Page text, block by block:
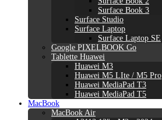
Surface Book 3
Surface Studio
Surface Laptop
Surface Laptop SE
Google PIXELBOOK Go
Tablette Huawei
Huawei M3
Huawei M5 LIte / M5 Pro
Huawei MediaPad T3
Huawei MediaPad T5
MacBook
MacBook Air